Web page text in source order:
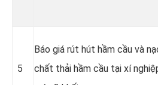
5
Báo giá rút hút hầm cầu và
chất thải hầm cầu tại xí